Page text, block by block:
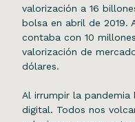
valorización a 16
bolsa en abril de 2019.
contaba con 10
valorización de
dólares.
Al irrumpir la pandemia
digital. Todos nos